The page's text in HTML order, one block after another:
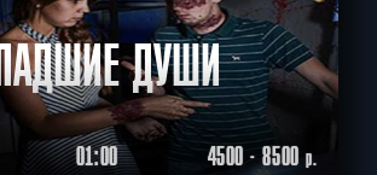
ДУШИ
01:00 4500 - 8500р.